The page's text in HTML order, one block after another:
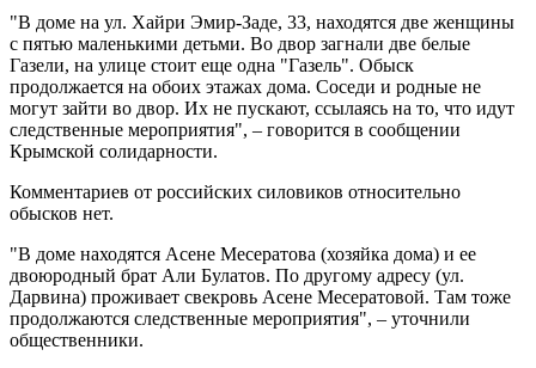
"В доме на ул. Хайри Эмир-Заде, 33, находятся две женщины
с пятью маленькими детьми. Во двор загнали две белые
Газели, на улице стоит еще одна "Газель". Обыск
продолжается на обоих этажах дома. Соседи и родные не
могут зайти во двор. Их не пускают, ссылаясь на то, что идут
следственные мероприятия", – говорится в сообщении
Крымской солидарности.
Комментариев от российских силовиков относительно
обысков нет.
"В доме находятся Асене Месератова (хозяйка дома) и ее
двоюродный брат Али Булатов. По другому адресу (ул.
Дарвина) проживает свекровь Асене Месератовой. Там тоже
продолжаются следственные мероприятия", – уточнили
общественники.